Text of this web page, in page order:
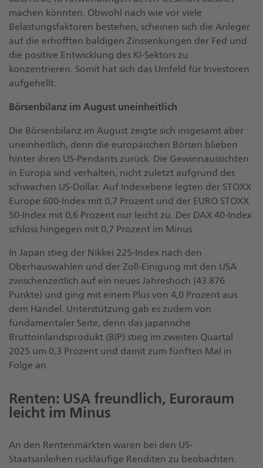
machen könnten. Obwohl nach wie vor viele
Belastungsfaktoren bestehen, scheinen sich die Anleger
auf die erhofften baldigen Zinssenkungen der Fed und
die positive Entwicklung des KI-Sektors zu
konzentrieren. Somit hat sich das Umfeld für Investoren
aufgehellt.
Börsenbilanz im August uneinheitlich
Die Börsenbilanz im August zeigte sich insgesamt aber
uneinheitlich, denn die europäischen Börsen blieben
hinter ihren US-Pendants zurück. Die Gewinnaussichten
in Europa sind verhalten, nicht zuletzt aufgrund des
schwachen US-Dollar. Auf Indexebene legten der STOXX
Europe 600-Index mit 0,7 Prozent und der EURO STOXX
50-Index mit 0,6 Prozent nur leicht zu. Der DAX 40-Index
schloss hingegen mit 0,7 Prozent im Minus.
In Japan stieg der Nikkei 225-Index nach den
Oberhauswahlen und der Zoll-Einigung mit den USA
zwischenzeitlich auf ein neues Jahreshoch (43.876
Punkte) und ging mit einem Plus von 4,0 Prozent aus
dem Handel. Unterstützung gab es zudem von
fundamentaler Seite, denn das japanische
Bruttoinlandsprodukt (BIP) stieg im zweiten Quartal
2025 um 0,3 Prozent und damit zum fünften Mal in
Folge an.
Renten: USA freundlich, Euroraum
leicht im Minus
An den Rentenmärkten waren bei den US-
Staatsanleihen rückläufige Renditen zu beobachten.